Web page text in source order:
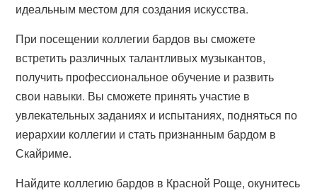
идеальным местом для создания искусства.
При посещении коллегии бардов вы сможете
встретить различных талантливых музыкантов,
получить профессиональное обучение и развить
свои навыки. Вы сможете принять участие в
увлекательных заданиях и испытаниях, подняться по
иерархии коллегии и стать признанным бардом в
Скайриме.
Найдите коллегию бардов в Красной Роще, окунитесь